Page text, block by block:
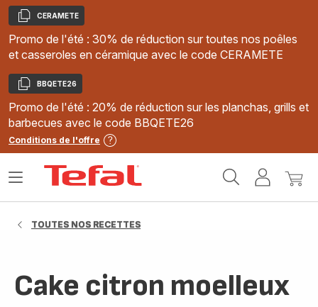
Copier
CERAMETE
Promo de l'été : 30% de réduction sur toutes nos poêles
et casseroles en céramique avec le code CERAMETE
Copier
BBQETE26
Promo de l'été : 20% de réduction sur les planchas, grills et
barbecues avec le code BBQETE26
Conditions de l'offre
MonMon
Ouvrir
TOUTES NOS RECETTES
Cake citron moelleux